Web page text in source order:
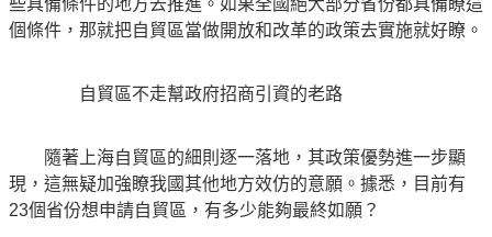
個條件，那就把自貿區當做開放和改革的政策去實施就好瞭。
自貿區不走幫政府招商引資的老路
隨著上海自貿區的細則逐一落地，其政策優勢進一步顯
現，這無疑加強瞭我國其他地方效仿的意願。據悉，目前有
23個省份想申請自貿區，有多少能夠最終如願？